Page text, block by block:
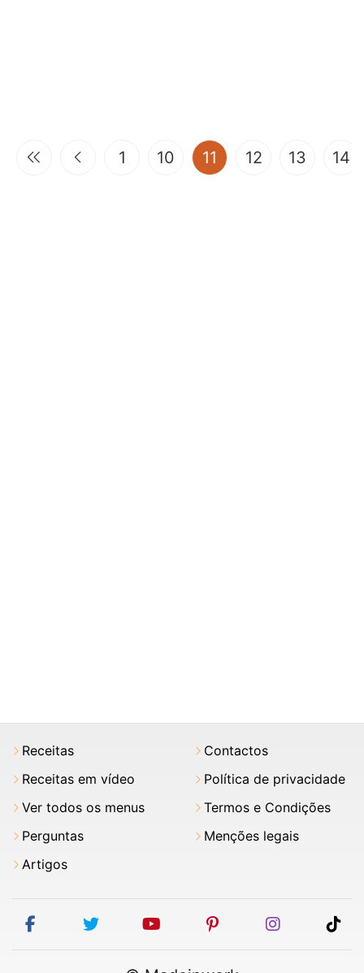
1 10 11 (current)
12 13 14
Receitas
Receitas em vídeo
Ver todos os menus
Perguntas
Artigos
Contactos
Política de privacidade
Termos e Condições
Menções legais
facebooktwitter youtubepinterestinstagram